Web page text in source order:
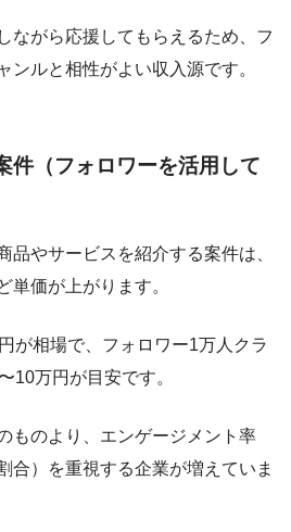
ながら応援してもらえるため、フ
ンルと相性がよい収入源です。
件（フォロワーを活用して
品やサービスを紹介する案件は、
単価が上がります。
が相場で、フォロワー1万人クラ
10万円が目安です。
ものより、エンゲージメント率
合）を重視する企業が増えていま